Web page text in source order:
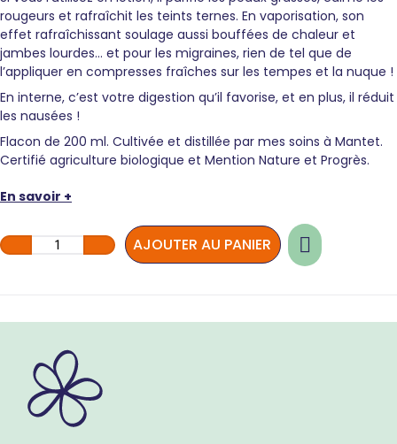
rougeurs et rafraîchit les teints ternes. En vaporisation, son
effet rafraîchissant soulage aussi bouffées de chaleur et
jambes lourdes… et pour les migraines, rien de tel que de
l’appliquer en compresses fraîches sur les tempes et la nuque !
En interne, c’est votre digestion qu’il favorise, et en plus, il réduit
les nausées !
Flacon de 200 ml. Cultivée et distillée par mes soins à Mantet.
Certifié agriculture biologique et Mention Nature et Progrès.
En savoir +
quantité
de
AJOUTER AU PANIER